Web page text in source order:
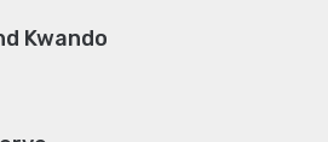
Kwando